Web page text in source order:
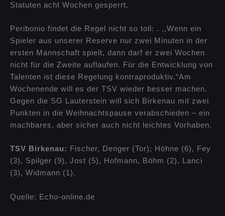
Statuten acht Wochen gesperrt.
Peribonio findet die Regel nicht so toll: . ,,Wenn ein
Spieler aus unserer Reserve nur zwei Minuten in der
ersten Mannschaft spielt, dann darf er zwei Wochen
nicht für die Zweite auflaufen. Für die Entwicklung von
Talenten ist diese Regelung kontraproduktiv.“Am
Wochenende will es der TSV wieder besser machen.
Gegen die SG Lauterstein will sich Birkenau mit zwei
Punkten in die Weihnachtspause verabschieden – ein
machbares, aber sicher auch nicht leichtes Vorhaben.
TSV Birkenau: Fischer, Denger (Tor); Höhne (6), Fey
(3), Spilger (9), Jost (5), Hofmann, Böhm (2), Lanci
(3), Widmann (1).
Quelle: Echo-online.de